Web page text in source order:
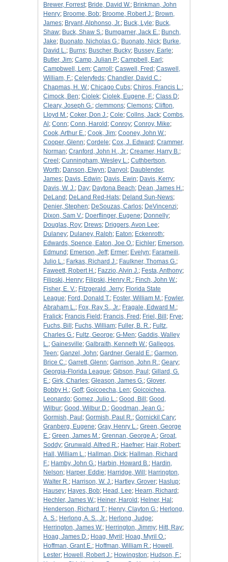
Brewer, Forrest; Bride, David W.; Brinkman, John
Henry; Broome, Bob; Broome, Robert J.; Brown,
James; Bryant, Alphonso, Jr.; Buck, Lyle; Buck,
Shaw; Buck, Shaw S.; Bumgarner, Jack E.; Bunch,
Jake; Buonato, Nicholas G.; Buonato, Nick; Burke,
David L.; Burns; Buscher, Bucky; Bussey, Earle;
Butler, Jim; Camp, Julian P.; Campbell, Earl ;
Campbwell, Lem; Carroll ; Caswell, Fred ; Caswell,
William, F.; Celeryfeds; Chandler, David C.;
Chapmas, H. W.; Chicago Cubs; Chiros, Francis L.;
Cimock, Ben; Ciolek; Ciolek, Eugene, F.; Class D;
Cleary, Joseph G.; clemmons; Clemons; Clifton,
Lloyd M.; Coker, Don J.; Cole; Collns, Jack; Combs,
Al ; Conn; Conn, Harold ; Conroy; Conroy, Mike;
Cook, Arthur E.; Cook, Jim; Cooney, John W.;
Cooper, Glenn; Cordele; Cox, J. Edward ; Crammer,
Norman; Cranford, John H., Jr.; Creamer, Harry B.;
Creel ; Cunningham, Wesley L.; Cuthbertson,
Worth; Danson, Elwyn; Danyol ; Daublender,
James; Davis, Edwin; Davis, Ewin; Davis, Kerry;
Davis, W. J.; Day; Daytona Beach; Dean, James H.;
DeLand ; DeLand Red-Hats; Deland Sun-News;
Denier, Stephen; DeSouzas, Carlos; DeVincenzi;
Dixon, Sam V.; Doerflinger, Eugene; Donnelly;
Douglas, Roy; Drews; Driggers, Avon Lee;
Dulaney; Dulaney, Ralph; Eaton; Eckenroth;
Edwards, Spence, Eaton, Joe O.; Eichler; Emerson,
Edmund ; Emerson, Jeff; Ermer; Evelyn; Farameili,
Julio L.; Farkas, Richard J.; Faulkner, Thomas G.;
Faweett, Robert H.; Fazzio, Alvin J.; Festa, Anthony;
Filipski, Henry; Filipski, Henry R.; Finch, John W.;
Fisher, E. V.; Fitzgerald, Jerry; Florida State
League; Ford, Donald T.; Foster, William M.; Fowler,
Abraham L.; Fox, Ray S., Jr.; Fragale, Edward M.;
Fralick; Francis Field ; Francis, Fred ; Friel, Bill ; Frye;
Fuchs, Bill ; Fuchs, William; Fuller, B. R.; Fultz,
Charles G.; Fultz, George; G-Men; Gaddis, Walley
L.; Gainesville; Galbraith, Kenneth W.; Gallegos,
Teen; Ganzel, John; Gardner, Gerald E.; Garmon,
Brice C.; Garrett, Glenn; Garrison, John R.; Geary;
Georgia-Florida League; Gibson, Paul ; Gillard, G.
E.; Girk, Charles; Gleason, James G.; Glover,
Bobby H.; Goff; Goicoecha, Len; Goicoichea,
Leonardo; Gomez, Julio L.; Good, Bill ; Good,
Wilbur; Good, Wilbur D.; Goodman, Jean G.;
Gormish, Paul ; Gormish, Paul R.; Gornickil Cary;
Granberg, Eugene; Gray, Henry L.; Green, George
E.; Green, James M.; Grennan, George A.; Groat,
Soddy; Grunwald, Alfred R.; Haefner; Hair, Robert;
Hall, William L.; Hallman, Dick; Hallman, Richard
F.; Hamby, John G.; Harbin, Howard B.; Hardin,
Nelson; Harper, Eddie; Harridge, Will ; Harrington,
Walter R.; Harrison, W. J.; Hartley, Grover; Haslup;
Hausey; Hayes, Bob; Head, Lee; Hearn, Richard ;
Hechler, James W.; Heiner, Harold ; Helner, Hal ;
Henderson, Richard T.; Henry, Clayton G.; Herlong,
A. S.; Herlong, A. S., Jr.; Herlong, Judge;
Herrington, James W.; Herrington, Jimmy; Hitt, Ray;
Hoag, James D.; Hoag, Myril ; Hoag, Myril O.;
Hoffman, Grant E.; Hoffman, William R.; Howell,
Lester; Howell, Robert J.; Howingston; Hudson, F.;